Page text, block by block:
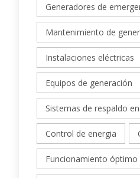
Generadores de
Mantenimiento de
Instalaciones eléctricas
Equipos de generación
Sistemas de respaldo
Control de energia
Funcionamiento óptimo